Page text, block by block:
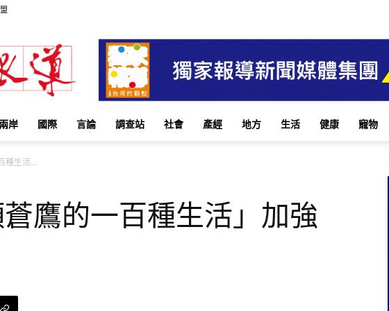
兩岸 國際 言論 調查站 社會 產經 地方 生活 健康 寵物
種生活...
鷹的一百種生活」加強